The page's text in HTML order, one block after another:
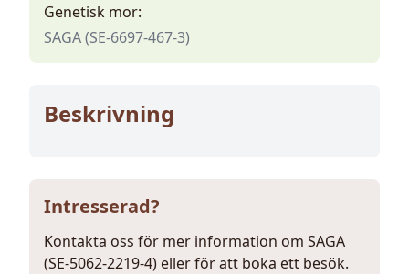
Genetisk mor:
SAGA (SE-6697-467-3)
Beskrivning
Intresserad?
Kontakta oss för mer information om SAGA
(SE-5062-2219-4) eller för att boka ett besök.